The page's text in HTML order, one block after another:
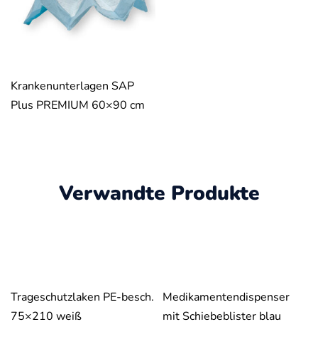
Krankenunterlagen SAP
Plus PREMIUM 60×90 cm
Verwandte Produkte
Trageschutzlaken PE-besch.
75×210 weiß
Medikamentendispenser
mit Schiebeblister blau